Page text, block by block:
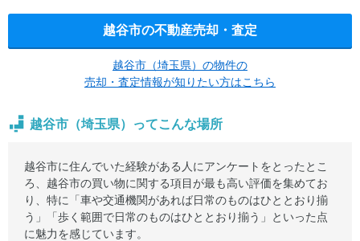
越谷市の不動産売却・査定
越谷市（埼玉県）の物件の
売却・査定情報が知りたい方はこちら
越谷市（埼玉県）ってこんな場所
越谷市に住んでいた経験がある人にアンケートをとったとこ
ろ、越谷市の買い物に関する項目が最も高い評価を集めてお
り、特に「車や交通機関があれば日常のものはひととおり揃
う」「歩く範囲で日常のものはひととおり揃う」といった点
に魅力を感じています。